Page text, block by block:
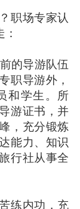
职场专家认
的导游队伍
职导游外，
和学生。所
游证书，并
，充分锻炼
能力、知识
行社从事全
练内功，充